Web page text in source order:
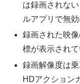
は録画されな
ルアプリで無
録画された映
標が表示されて
録画解像度は
HDアクション